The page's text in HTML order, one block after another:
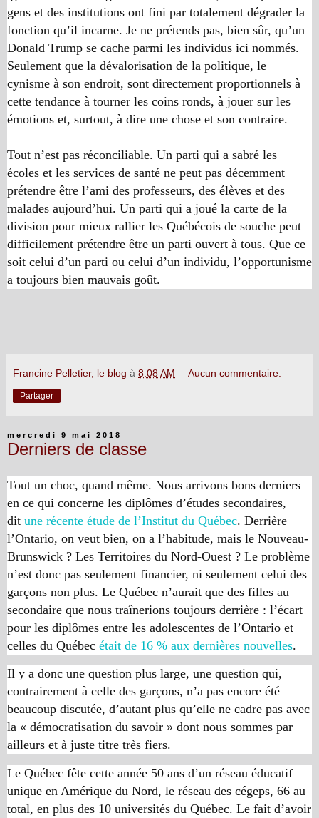
gens et des institutions ont fini par totalement dégrader la
fonction qu’il incarne. Je ne prétends pas, bien sûr, qu’un
Donald Trump se cache parmi les individus ici nommés.
Seulement que la dévalorisation de la politique, le
cynisme à son endroit, sont directement proportionnels à
cette tendance à tourner les coins ronds, à jouer sur les
émotions et, surtout, à dire une chose et son contraire.
Tout n’est pas réconciliable. Un parti qui a sabré les
écoles et les services de santé ne peut pas décemment
prétendre être l’ami des professeurs, des élèves et des
malades aujourd’hui. Un parti qui a joué la carte de la
division pour mieux rallier les Québécois de souche peut
difficilement prétendre être un parti ouvert à tous. Que ce
soit celui d’un parti ou celui d’un individu, l’opportunisme
a toujours bien mauvais goût.
Francine Pelletier, le blog à 8:08 AM Aucun commentaire:
Partager
mercredi 9 mai 2018
Derniers de classe
Tout un choc, quand même. Nous arrivons bons derniers
en ce qui concerne les diplômes d’études secondaires,
dit une récente étude de l’Institut du Québec. Derrière
l’Ontario, on veut bien, on a l’habitude, mais le Nouveau-
Brunswick ? Les Territoires du Nord-Ouest ? Le problème
n’est donc pas seulement financier, ni seulement celui des
garçons non plus. Le Québec n’aurait que des filles au
secondaire que nous traînerions toujours derrière : l’écart
pour les diplômes entre les adolescentes de l’Ontario et
celles du Québec était de 16 % aux dernières nouvelles.
Il y a donc une question plus large, une question qui,
contrairement à celle des garçons, n’a pas encore été
beaucoup discutée, d’autant plus qu’elle ne cadre pas avec
la « démocratisation du savoir » dont nous sommes par
ailleurs et à juste titre très fiers.
Le Québec fête cette année 50 ans d’un réseau éducatif
unique en Amérique du Nord, le réseau des cégeps, 66 au
total, en plus des 10 universités du Québec. Le fait d’avoir